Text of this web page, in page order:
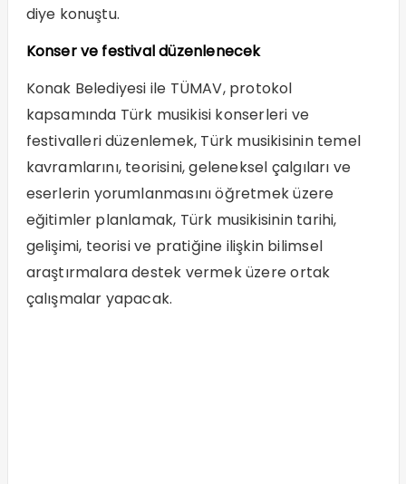
diye konuştu.
Konser ve festival düzenlenecek
Konak Belediyesi ile TÜMAV, protokol
kapsamında Türk musikisi konserleri ve
festivalleri düzenlemek, Türk musikisinin temel
kavramlarını, teorisini, geleneksel çalgıları ve
eserlerin yorumlanmasını öğretmek üzere
eğitimler planlamak, Türk musikisinin tarihi,
gelişimi, teorisi ve pratiğine ilişkin bilimsel
araştırmalara destek vermek üzere ortak
çalışmalar yapacak.